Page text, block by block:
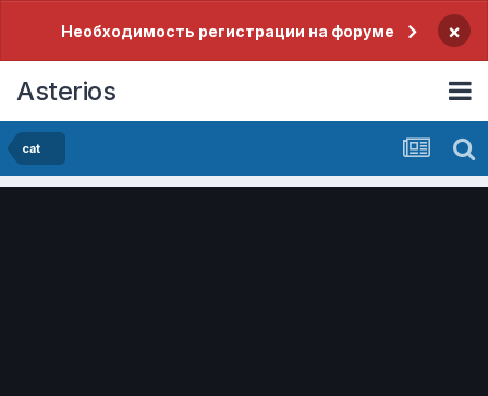
Необходимость регистрации на форуме ×
Asterios
cat